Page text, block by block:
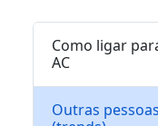
Como ligar
AC
Outras